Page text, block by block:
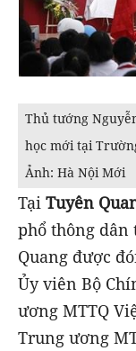
Thủ tướng
học mới tại
Ảnh: Hà Nội Mới
Tại Tuyên
phổ thông dân
Quang được
Ủy viên Bộ
ương MTTQ
Trung ương